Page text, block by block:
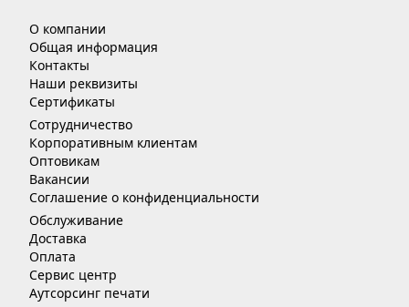
О компании
Общая информация
Контакты
Наши реквизиты
Сертификаты
Сотрудничество
Корпоративным клиентам
Оптовикам
Вакансии
Соглашение о конфиденциальности
Обслуживание
Доставка
Оплата
Сервис центр
Аутсорсинг печати